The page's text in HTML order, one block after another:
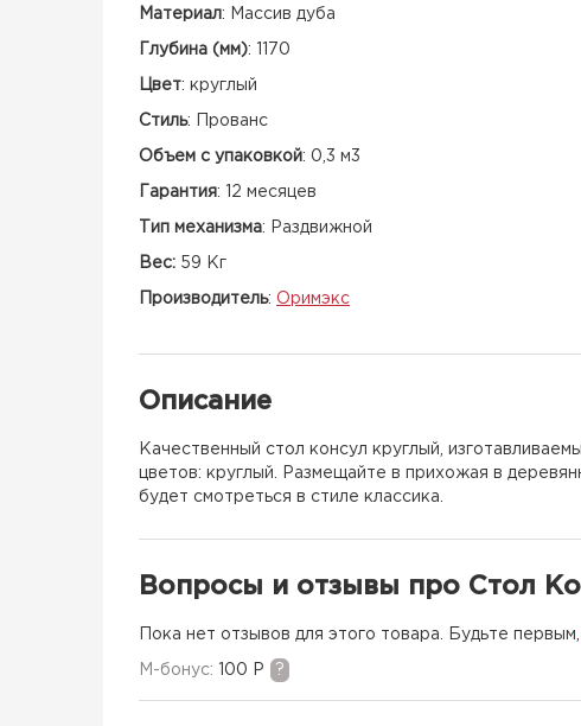
Материал: Массив дуба
Глубина (мм): 1170
Цвет: круглый
Стиль: Прованс
Объем с упаковкой: 0,3 м3
Гарантия: 12 месяцев
Тип механизма: Раздвижной
Вес: 59 Кг
Производитель: Оримэкс
Описание
Качественный стол консул круглый,
цветов: круглый. Размещайте в прихожая в
будет смотреться в стиле классика.
Вопросы и отзывы про Стол
Пока нет отзывов для этого товара. Будьте первым,
M-бонус: 100 Р ?